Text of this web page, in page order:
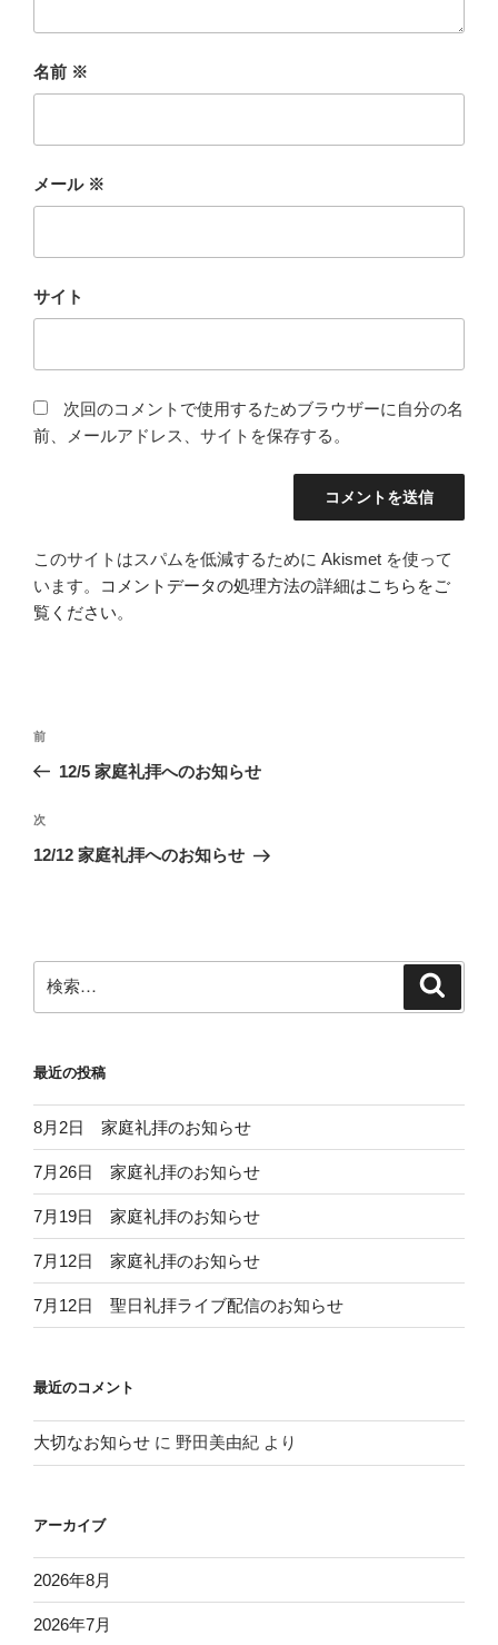
名前 ※
メール ※
サイト
次回のコメントで使用するためブラウザーに自分の名
前、メールアドレス、サイトを保存する。
このサイトはスパムを低減するために Akismet を使って
います。
コメントデータの処理方法の詳細はこちらをご
覧ください。
投
ビ
ゲ
ン
前
の
稿
前
12/5 家庭礼拝へのお知らせ
次
の
次
12/12 家庭礼拝へのお知らせ
索:
最近の投稿
8月2日 家庭礼拝のお知らせ
7月26日 家庭礼拝のお知らせ
7月19日 家庭礼拝のお知らせ
7月12日 家庭礼拝のお知らせ
7月12日 聖日礼拝ライブ配信のお知らせ
最近のコメント
大切なお知らせ に 野田美由紀 より
アーカイブ
2026年8月
2026年7月